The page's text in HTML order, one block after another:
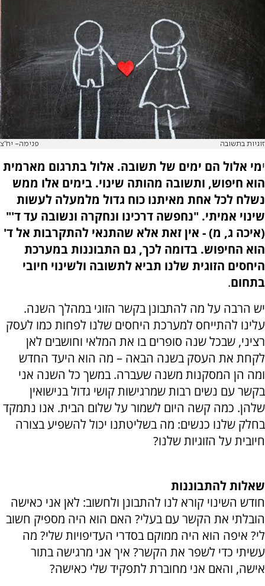
זוגיות בתשובה פנימה- יח"צ
ימי אלול הם ימים של תשובה. אלול בתרגום מארמית
הוא חיפוש, ותשובה מהותה שינוי. בימים אלו ממש
נשלח לכל אחת מאיתנו כוח גדול מלמעלה לעשות
שינוי אמיתי. "נחפשה דרכינו ונחקֹרה ונשובה עד ד'"
(איכה ג, מ) - אין זאת אלא שהתנאי להתקרבות אל ד'
הוא החיפוש. בדומה לכך, גם התבוננות במערכת
היחסים הזוגית שלנו תביא לתשובה ולשינוי חיובי
בתחום.
יש הרבה על מה להתבונן בקשר הזוגי במהלך השנה.
עלינו להתייחס למערכת היחסים שלנו לפחות כמו לעסק
רציני, שבכל שנה סופרים בו את המלאי וחושבים לאן
לקחת את העסק בשנה הבאה – מה הוא היעד החדש
ומה הן המסקנות משנה שעברה. במשך כל השנה אני
בקשר עם נשים רבות שמרגישות קושי גדול בנישואין
שלהן. כמה קשה היום לשמור על שלום הבית. אנו נתמקד
בחלק שלנו כנשים: מה בשליטתנו יכול להשפיע בצורה
חיובית על הזוגיות שלנו?
שאלות להתבוננות
חודש השינוי קורא לנו להתבונן ולחשוב: לאן אני כאישה
הובלתי את הקשר עם בעלי? האם הוא היה מספיק חשוב
לי? איפה הוא היה ממוקם בסדרי העדיפויות שלי? מה
עשיתי כדי לשפר את הקשר? איך אני מרגישה בתור
אישה, והאם אני מחוברת לתפקיד שלי כאישה?